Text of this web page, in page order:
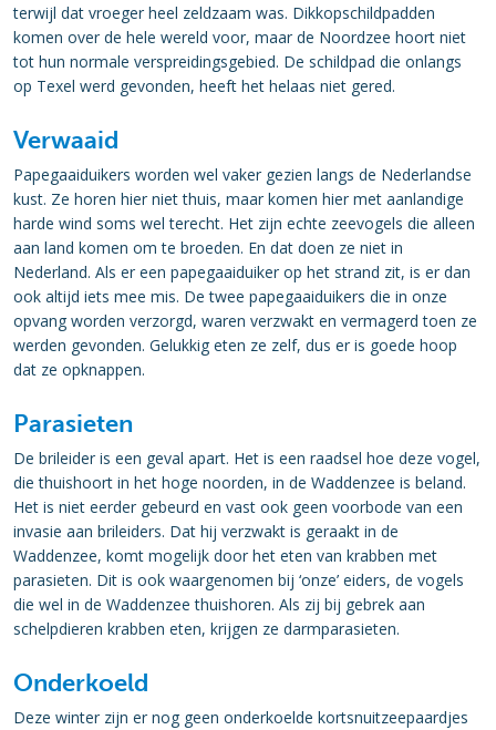
terwijl dat vroeger heel zeldzaam was. Dikkopschildpadden
komen over de hele wereld voor, maar de Noordzee hoort niet
tot hun normale verspreidingsgebied. De schildpad die onlangs
op Texel werd gevonden, heeft het helaas niet gered.
Verwaaid
Papegaaiduikers worden wel vaker gezien langs de Nederlandse
kust. Ze horen hier niet thuis, maar komen hier met aanlandige
harde wind soms wel terecht. Het zijn echte zeevogels die alleen
aan land komen om te broeden. En dat doen ze niet in
Nederland. Als er een papegaaiduiker op het strand zit, is er dan
ook altijd iets mee mis. De twee papegaaiduikers die in onze
opvang worden verzorgd, waren verzwakt en vermagerd toen ze
werden gevonden. Gelukkig eten ze zelf, dus er is goede hoop
dat ze opknappen.
Parasieten
De brileider is een geval apart. Het is een raadsel hoe deze vogel,
die thuishoort in het hoge noorden, in de Waddenzee is beland.
Het is niet eerder gebeurd en vast ook geen voorbode van een
invasie aan brileiders. Dat hij verzwakt is geraakt in de
Waddenzee, komt mogelijk door het eten van krabben met
parasieten. Dit is ook waargenomen bij ‘onze’ eiders, de vogels
die wel in de Waddenzee thuishoren. Als zij bij gebrek aan
schelpdieren krabben eten, krijgen ze darmparasieten.
Onderkoeld
Deze winter zijn er nog geen onderkoelde kortsnuitzeepaardjes